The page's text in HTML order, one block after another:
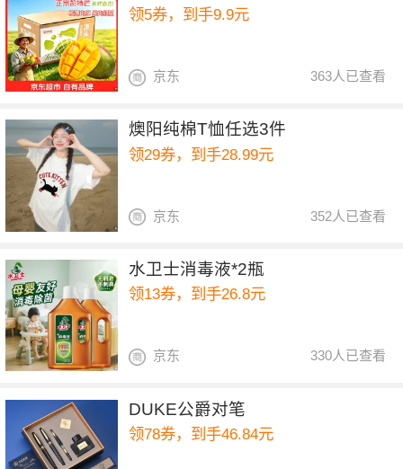
领5券，到手9.9元
363人已查看
京东
燠阳纯棉T恤任选3件
领29券，到手28.99元
352人已查看
京东
水卫士消毒液*2瓶
领13券，到手26.8元
330人已查看
京东
DUKE公爵对笔
领78券，到手46.84元